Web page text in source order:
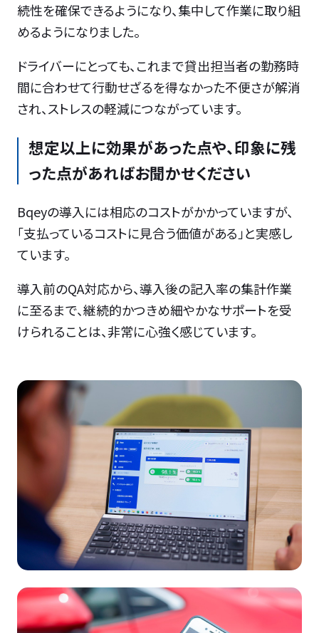
続性を確保できるようになり、集中して作業に取り組
めるようになりました。
ドライバーにとっても、これまで貸出担当者の勤務時
間に合わせて行動せざるを得なかった不便さが解消
され、ストレスの軽減につながっています。
想定以上に効果があった点や、印象に残
った点があればお聞かせください
Bqeyの導入には相応のコストがかかっていますが、
「支払っているコストに見合う価値がある」と実感し
ています。
導入前のQA対応から、導入後の記入率の集計作業
に至るまで、継続的かつきめ細やかなサポートを受
けられることは、非常に心強く感じています。